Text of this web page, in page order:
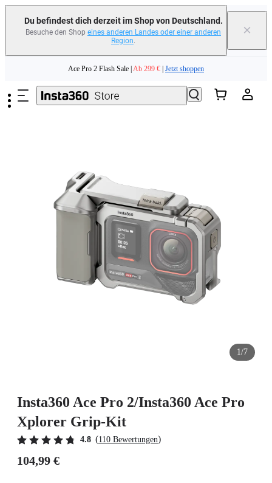
Du befindest dich derzeit im Shop von Deutschland.
Besuche den Shop eines anderen Landes oder einer anderen
Region.
×
Ace Pro 2 Flash Sale | Ab 299 € Jetzt shoppen
Tausche dein altes Gerät ein und erhalte Geld für deinen Neukauf.｜Mehr
1/7
Insta360 Ace Pro 2/Insta360 Ace Pro
Xplorer Grip-Kit
4.8 (110 Bewertungen)
104,99 €